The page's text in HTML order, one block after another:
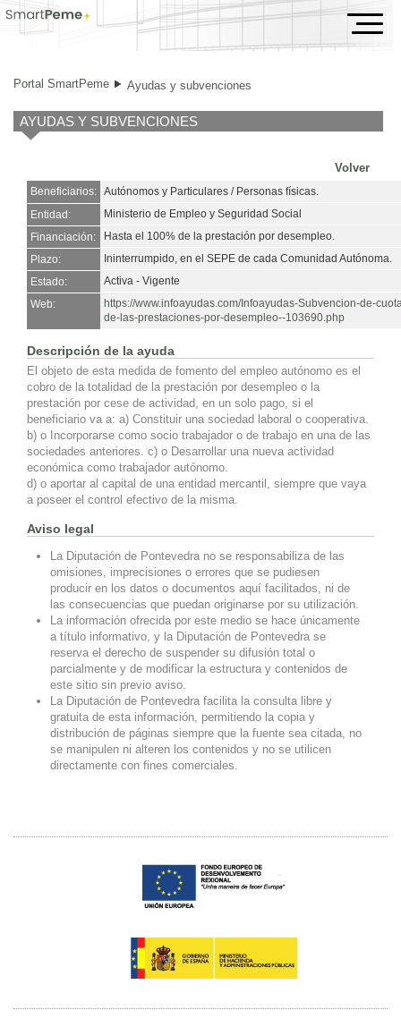
Ayudas y subvenciones
Portal SmartPeme Ayudas y subvenciones
AYUDAS Y SUBVENCIONES
Volver
Beneficiarios: Autónomos y Particulares / Personas físicas.
Entidad:
Ministerio de Empleo y Seguridad Social
Financiación:
Hasta el 100% de la prestación por desempleo.
Plazo:
Ininterrumpido, en el SEPE de cada Comunidad Autónoma.
Estado:
Activa - Vigente
Web:
https://www.infoayudas.com/Infoayudas-Subvencion-de-
de-las-prestaciones-por-desempleo--103690.php
Descripción de la ayuda
El objeto de esta medida de fomento del empleo autónomo es el
cobro de la totalidad de la prestación por desempleo o la
prestación por cese de actividad, en un solo pago, si el
beneficiario va a: a) Constituir una sociedad laboral o cooperativa.
b) o Incorporarse como socio trabajador o de trabajo en una de las
sociedades anteriores. c) o Desarrollar una nueva actividad
económica como trabajador autónomo.
d) o aportar al capital de una entidad mercantil, siempre que vaya
a poseer el control efectivo de la misma.
Aviso legal
La Diputación de Pontevedra no se responsabiliza de las
omisiones, imprecisiones o errores que se pudiesen
producir en los datos o documentos aquí facilitados, ni de
las consecuencias que puedan originarse por su utilización.
La información ofrecida por este medio se hace únicamente
a título informativo, y la Diputación de Pontevedra se
reserva el derecho de suspender su difusión total o
parcialmente y de modificar la estructura y contenidos de
este sitio sin previo aviso.
La Diputación de Pontevedra facilita la consulta libre y
gratuita de esta información, permitiendo la copia y
distribución de páginas siempre que la fuente sea citada, no
se manipulen ni alteren los contenidos y no se utilicen
directamente con fines comerciales.